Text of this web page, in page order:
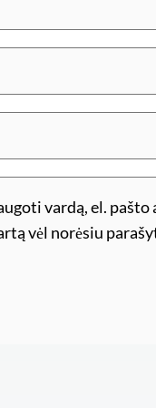
vardą, el.
vėl norėsiu